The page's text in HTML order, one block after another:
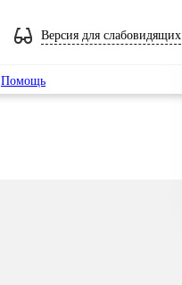
Версия для слабовидящих
Помощь